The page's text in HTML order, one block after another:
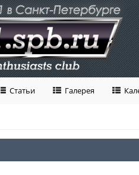
Статьи Галерея